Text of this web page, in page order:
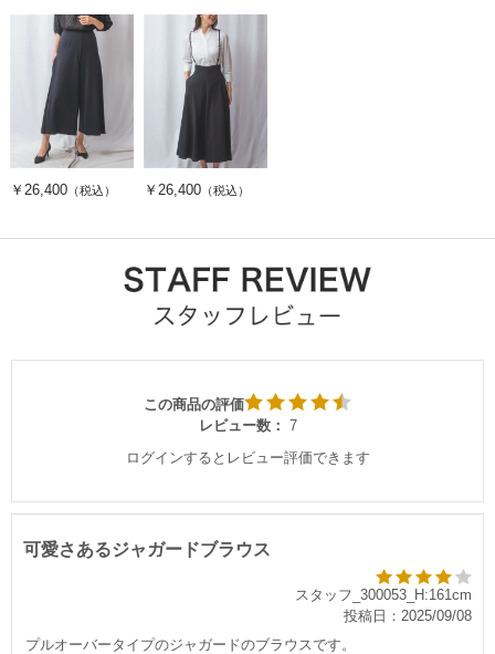
￥26,400（税込） ￥26,400（税込）
この商品の評価
レビュー数： 7
ログインするとレビュー評価できます
可愛さあるジャガードブラウス
スタッフ_300053_H:161cm
投稿日：2025/09/08
プルオーバータイプのジャガードのブラウスです。